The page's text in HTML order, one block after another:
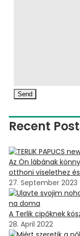
Send
Recent
Az Ön lábának
otthoni viselethez
27. September 2023
A Terlik cipőknek
28. April 2022